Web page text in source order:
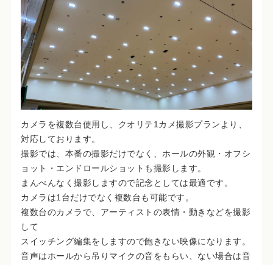
カメラを複数台使用し、クオリテ1カメ撮影プランより、
対応しております。
撮影では、本番の撮影だけでなく、ホールの外観・オフシ
ョット・エンドロールショットも撮影します。
まんべんなく撮影しますので記念としては最適です。
カメラは1台だけでなく複数台も可能です。
複数台のカメラで、アーティストの表情・動きなどを撮影
して
スイッチング編集をしますので飽きない映像になります。
音声はホールから吊りマイクの音をもらい、ない場合は音